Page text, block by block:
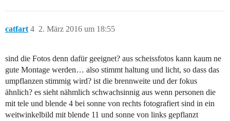
catfart 2. März 2016 um 18:55
4
sind die Fotos denn dafür geeignet? aus scheissfotos kann kaum ne
gute Montage werden… also stimmt haltung und licht, so dass das
umpflanzen stimmig wird? ist die brennweite und der fokus
ähnlich? es sieht nähmlich schwachsinnig aus wenn personen die
mit tele und blende 4 bei sonne von rechts fotografiert sind in ein
weitwinkelbild mit blende 11 und sonne von links gepflanzt